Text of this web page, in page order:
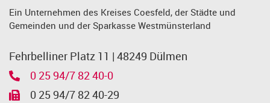
Ein Unternehmen des Kreises Coesfeld, der Städte und
Gemeinden und der Sparkasse Westmünsterland
Fehrbelliner Platz 11 | 48249 Dülmen
0 25 94/7 82 40-0
0 25 94/7 82 40-29